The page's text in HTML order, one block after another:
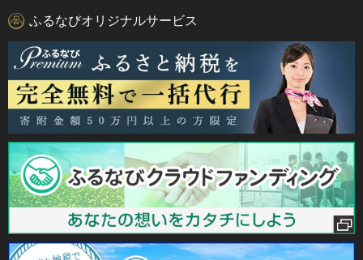
ふるなびオリジナルサービス